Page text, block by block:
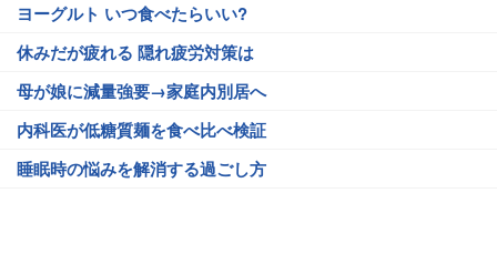
ヨーグルト いつ食べたらいい?
休みだが疲れる 隠れ疲労対策は
母が娘に減量強要→家庭内別居へ
内科医が低糖質麺を食べ比べ検証
睡眠時の悩みを解消する過ごし方